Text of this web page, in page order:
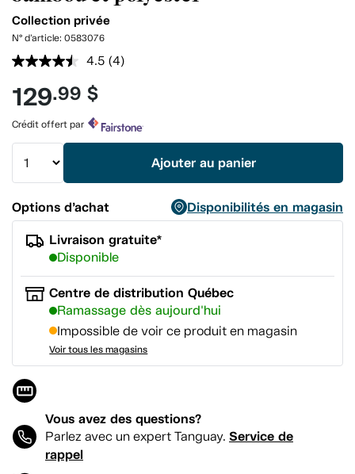
Collection privée
N° d'article: 0583076
4.5 Lire
vers
la
(4)
129.99 $
Crédit offert par
Ajouter au panier
Options d’achat
Disponibilités en magasin
Livraison gratuite*
Disponible
Centre de distribution Québec
Ramassage dès aujourd'hui
Impossible de voir ce produit en magasin
Voir tous les magasins
Vous avez des questions?
Parlez avec un expert Tanguay. Service de
rappel